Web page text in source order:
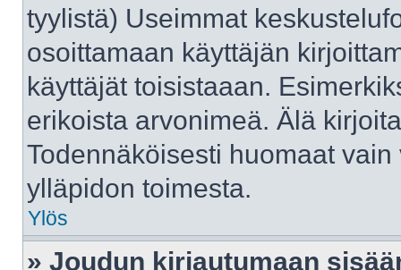
tyylistä) Useimmat
osoittamaan käyttäjän
käyttäjät toisistaaan.
erikoista arvonimeä. Älä
Todennäköisesti huomaat
ylläpidon toimesta.
Ylös
» Joudun kirjautumaan